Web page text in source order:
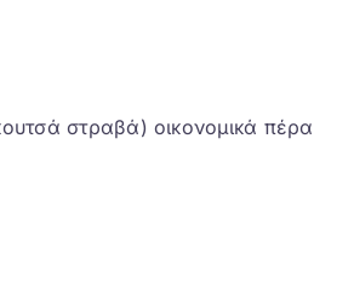
στραβά) οικονομικά πέρα